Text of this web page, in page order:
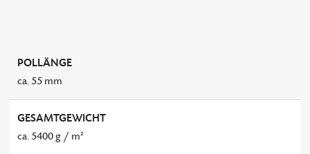
POLLÄNGE
ca. 55 mm
GESAMTGEWICHT
ca. 5400 g / m²